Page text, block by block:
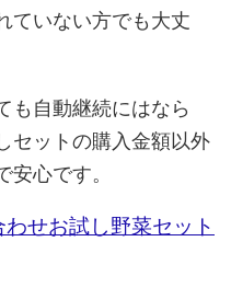
ていない方でも大丈
も自動継続にはなら
セットの購入金額以外
心です。
せお試し野菜セット